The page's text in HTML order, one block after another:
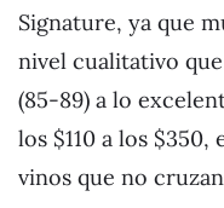
Signature, ya que
nivel cualitativo
(85-89) a lo
los $110 a los
vinos que no